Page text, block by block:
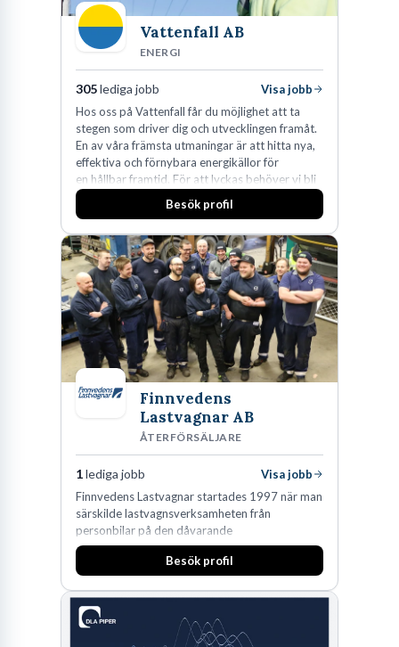
Vattenfall AB
ENERGI
305lediga jobb
Visa jobb
Hos oss på Vattenfall får du möjlighet att ta
stegen som driver dig och utvecklingen framåt.
En av våra främsta utmaningar är att hitta nya,
effektiva och förnybara energikällor för
en hållbar framtid. För att lyckas behöver vi bli
fler medarbetare som vill göra skillnad.
Besök profil
Finnvedens
Lastvagnar AB
ÅTERFÖRSÄLJARE
1lediga jobb
Visa jobb
Finnvedens Lastvagnar startades 1997 när man
särskilde lastvagnsverksamheten från
personbilar på den dåvarande
huvudanläggningen i Värnamo. Sedan dess har
man expanderat kraftigt genom ett antal
den största privata återförsäljaren av Volvo
Lastvagnar och finns representerade på 20
orter i södra Sverige.
Besök profil